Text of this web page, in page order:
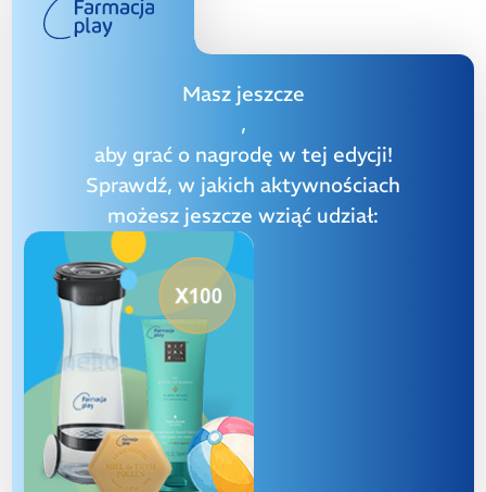
Masz jeszcze
,
aby grać o nagrodę w tej edycji!
Sprawdź, w jakich aktywnościach
możesz jeszcze wziąć udział: